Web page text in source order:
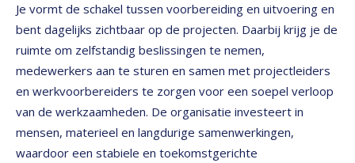
Je vormt de schakel tussen voorbereiding en uitvoering en
bent dagelijks zichtbaar op de projecten. Daarbij krijg je de
ruimte om zelfstandig beslissingen te nemen,
medewerkers aan te sturen en samen met projectleiders
en werkvoorbereiders te zorgen voor een soepel verloop
van de werkzaamheden. De organisatie investeert in
mensen, materieel en langdurige samenwerkingen,
waardoor een stabiele en toekomstgerichte